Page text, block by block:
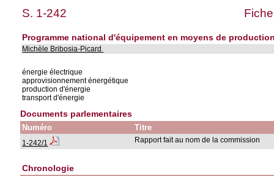
S. 1-242
Programme national d'équipement en moyens de
Michèle Bribosia-Picard
énergie électrique
approvisionnement énergétique
production d'énergie
transport d'énergie
Documents parlementaires
Numéro Titre
1-242/1 Rapport fait au nom de la commission
Chronologie